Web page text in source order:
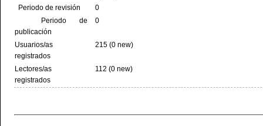
Periodo de revisión
0
Periodo de
publicación
0
Usuarios/as
registrados
215 (0 new)
Lectores/as
registrados
112 (0 new)